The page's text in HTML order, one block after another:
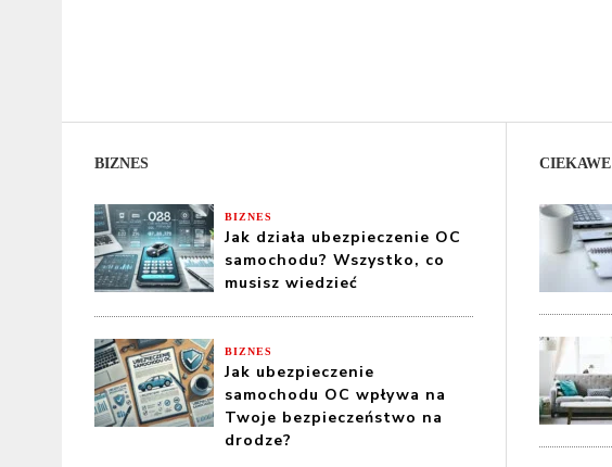
BIZNES
BIZNES
Jak działa ubezpieczenie OC
samochodu? Wszystko, co
musisz wiedzieć
BIZNES
Jak ubezpieczenie
samochodu OC wpływa na
Twoje bezpieczeństwo na
drodze?
CIEKAWE